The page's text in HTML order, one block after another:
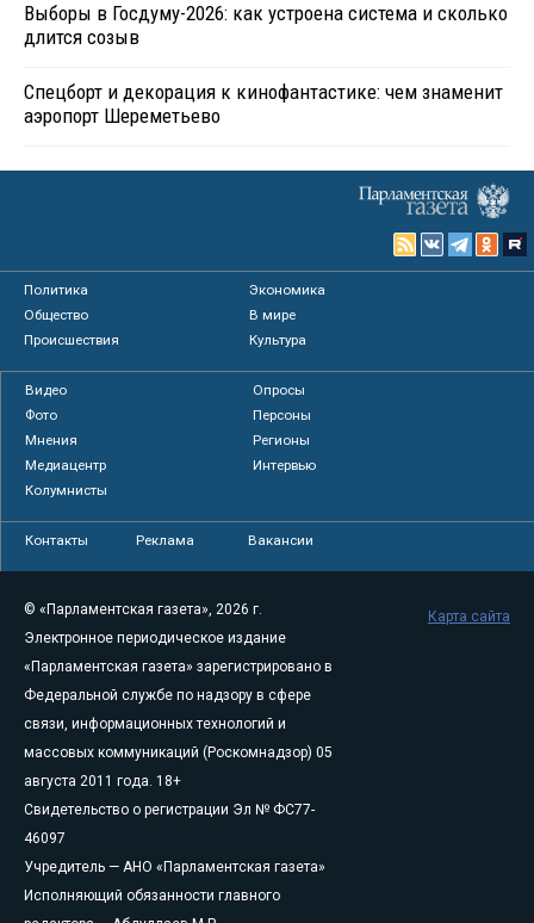
Выборы в Госдуму-2026: как устроена система и сколько
длится созыв
Спецборт и декорация к кинофантастике: чем знаменит
аэропорт Шереметьево
Политика
Экономика
Общество
В мире
Происшествия
Культура
Видео
Опросы
Фото
Персоны
Мнения
Регионы
Медиацентр
Интервью
Колумнисты
Контакты Реклама Вакансии
© «Парламентская газета», 2026 г.
Электронное периодическое издание
«Парламентская газета» зарегистрировано в
Федеральной службе по надзору в сфере
связи, информационных технологий и
массовых коммуникаций (Роскомнадзор) 05
августа 2011 года. 18+
Свидетельство о регистрации Эл № ФС77-
46097
Учредитель — АНО «Парламентская газета»
Исполняющий обязанности главного
Карта сайта